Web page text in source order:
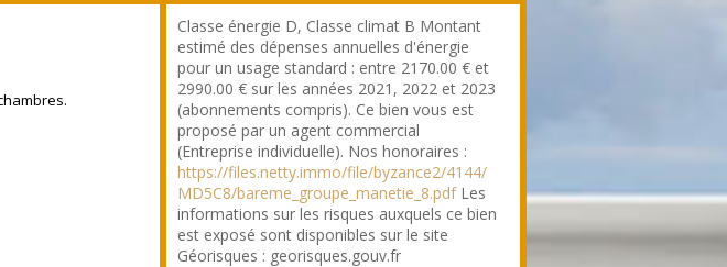
Classe énergie D, Classe climat B Montant
estimé des dépenses annuelles d'énergie
pour un usage standard : entre 2170.00 € et
2990.00 € sur les années 2021, 2022 et 2023
(abonnements compris). Ce bien vous est
proposé par un agent commercial
(Entreprise individuelle). Nos honoraires :
https://files.netty.immo/file/byzance2/4144/
MD5C8/bareme_groupe_manetie_8.pdfLes
informations sur les risques auxquels ce bien
est exposé sont disponibles sur le site
Géorisques : georisques.gouv.fr